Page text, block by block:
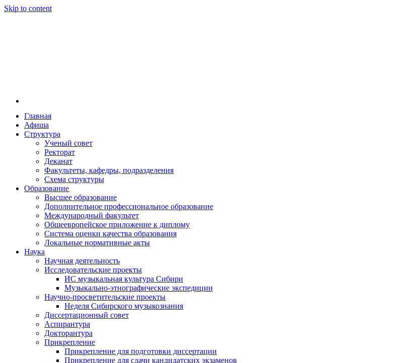
Skip to content
Новосибирская государственная консерватория имени М. И. Глинки
Новосибирская государственная консерватория имени М. И. Глинки — высшее
году распоряжением совмина РСФСР и указом министерства культуры РСФСР,
заведением в Сибири[2] и до сих пор остаётся единственным за пределами
Глинки.
Главная
Афиша
Структура
Ученый совет
Ректорат
Деканат
Факультеты, кафедры, подразделения
Схема структуры
Образование
Высшее образование
Дополнительное профессиональное образование
Международный факультет
Общеевропейское приложение к диплому
Система оценки качества образования
Локальные нормативные акты
Наука
Научная деятельность
Исследовательские проекты
ИС музыкальная культура Сибири
Музыкально-этнографические экспедиции
Научно-просветительские проекты
Неделя Сибирского музыкознания
Диссертационный совет
Аспирантура
Докторантура
Прикрепление
Прикрепление для подготовки диссертации
Прикрепление для сдачи кандидатских экзаменов